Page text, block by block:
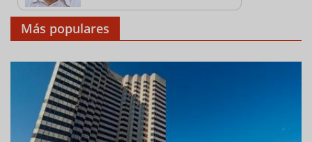
Más populares